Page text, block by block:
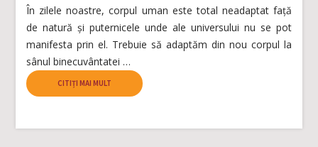
În zilele noastre, corpul uman este total neadaptat față
de natură și puternicele unde ale universului nu se pot
manifesta prin el. Trebuie să adaptăm din nou corpul la
sânul binecuvântatei …
CITIȚI MAI MULT